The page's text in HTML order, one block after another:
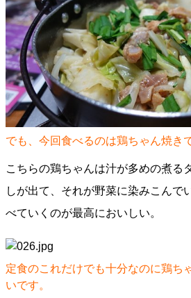
でも、今回食べるのは鶏ちゃん焼き
こちらの鶏ちゃんは汁が多めの煮る
しが出て、それが野菜に染みこんで
べていくのが最高においしい。
定食のこれだけでも十分なのに鶏ち
いです。